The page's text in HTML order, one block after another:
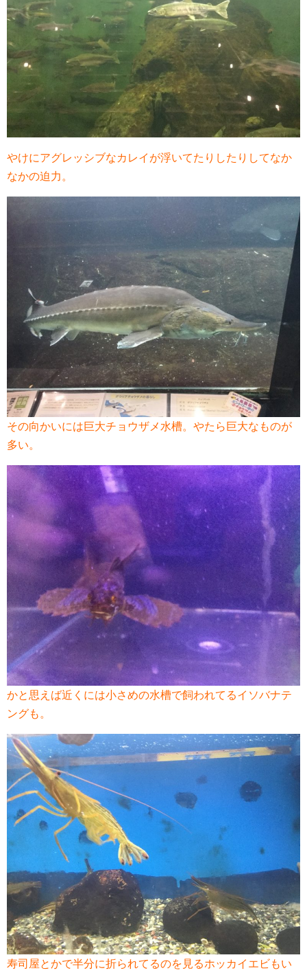
やけにアグレッシブなカレイが浮いてたりしたりしてなか
なかの迫力。
その向かいには巨大チョウザメ水槽。やたら巨大なものが
多い。
かと思えば近くには小さめの水槽で飼われてるイソバナテ
ングも。
寿司屋とかで半分に折られてるのを見るホッカイエビもい